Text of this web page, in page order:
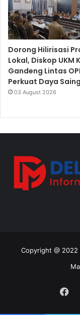
Dorong Hilirisasi
Lokal, Diskop UKM
Gandeng Lintas
Perkuat Daya
03 August 2026
Copyright @ 2022